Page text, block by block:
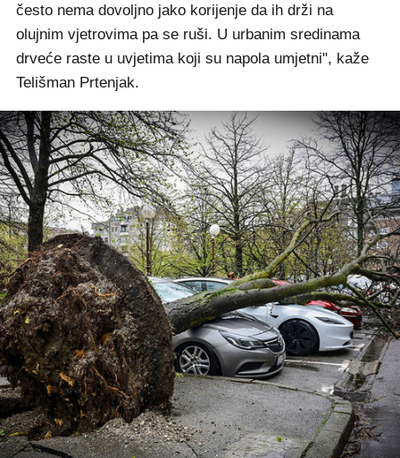
često nema dovoljno jako korijenje da ih drži na
olujnim vjetrovima pa se ruši. U urbanim sredinama
drveće raste u uvjetima koji su napola umjetni", kaže
Telišman Prtenjak.